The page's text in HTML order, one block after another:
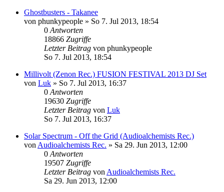
Ghostbusters - Takanee
von phunkypeople » So 7. Jul 2013, 18:54
0 Antworten
18866 Zugriffe
Letzter Beitrag von phunkypeople
So 7. Jul 2013, 18:54
Millivolt (Zenon Rec.) FUSION FESTIVAL 2013 DJ Set
von Luk » So 7. Jul 2013, 16:37
0 Antworten
19630 Zugriffe
Letzter Beitrag von Luk
So 7. Jul 2013, 16:37
Solar Spectrum - Off the Grid (Audioalchemists Rec.)
von Audioalchemists Rec. » Sa 29. Jun 2013, 12:00
0 Antworten
19507 Zugriffe
Letzter Beitrag von Audioalchemists Rec.
Sa 29. Jun 2013, 12:00